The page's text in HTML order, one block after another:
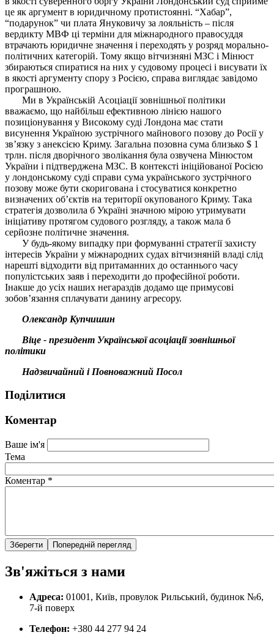
це як аргумент в юридичному протистоянні. “Хабар”,
“подарунок” чи плата Януковичу за лояльність – після
вердикту МВФ ці терміни для міжнародного правосуддя
втрачають юридичне значення і переходять у розряд морально-
політичних категорій. Тому якщо вітчизняні МЗС і Мінюст
збираються спиратися на них у судовому процесі і висувати їх
в якості аргументу спору з Росією, справа виглядає завідомо
програшною.
Ми в Українській Асоціації зовнішньої політики
вважаємо, що найбільш ефективною лінією нашого
позиціонування у Високому суді Лондона має стати
висунення Україною зустрічного майнового позову до Росії у
зв’язку з анексією Криму. Загальна позовна сума близько $ 1
трлн. після дворічного зволікання була озвучена Мінюстом
України і підтверджена МЗС. В контексті ініційованої Росією
у лондонському суді справи сума українського зустрічного
позову може бути скоригована і стосуватися конкретно
визначених об’єктів на території окупованого Криму. Така
стратегія дозволила б Україні значною мірою утримувати
ініціативу протягом судового розгляду, а також мала б
серйозне політичне значення.
У будь-якому випадку при формуванні стратегії захисту
інтересів України у міжнародних судах вітчизняній владі слід
нарешті відходити від притаманних до останнього часу
популістських заяв і переходити до професійної роботи.
Інакше до усіх наших негараздів додамо ще примусові
зобов’язання сплачувати данину агресору.
Олександр Купчишин
Віце - президент Української асоціації зовнішньої
політики
Надзвичайний і Повноважний Посол
Поділитися
Коментар
Ваше ім'я
Тема
Коментар *
Зв'яжіться з нами
Адреса: 01001, Київ, провулок Рильський, будинок №6,
7-й поверх
Телефон: +380 44 277 94 24